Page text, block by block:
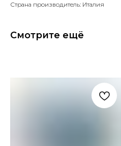
Страна производитель: Италия
Смотрите ещё